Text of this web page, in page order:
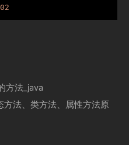
方法_java
法、类方法、属性方法原